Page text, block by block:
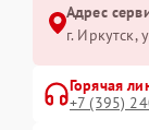
Адрес
г. Иркутск,
Горячая
+7 (395)